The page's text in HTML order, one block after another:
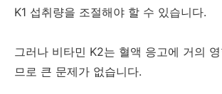
K1 섭취량을 조절해야 할 수 있습니다.
그러나 비타민 K2는 혈액 응고에 거의
므로 큰 문제가 없습니다.